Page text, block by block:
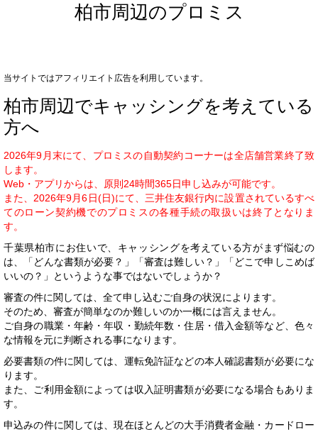
柏市周辺のプロミス
当サイトではアフィリエイト広告を利用しています。
柏市周辺でキャッシングを考えている
方へ
2026年9月末にて、プロミスの自動契約コーナーは全店舗営業終了致
します。
Web・アプリからは、原則24時間365日申し込みが可能です。
また、2026年9月6日(日)にて、三井住友銀行内に設置されているすべ
てのローン契約機でのプロミスの各種手続の取扱いは終了となりま
す。
千葉県柏市にお住いで、キャッシングを考えている方がまず悩むの
は、「どんな書類が必要？」「審査は難しい？」「どこで申しこめば
いいの？」というような事ではないでしょうか？
審査の件に関しては、全て申し込むご自身の状況によります。
そのため、審査が簡単なのか難しいのか一概には言えません。
ご自身の職業・年齢・年収・勤続年数・住居・借入金額等など、色々
な情報を元に判断される事になります。
必要書類の件に関しては、運転免許証などの本人確認書類が必要にな
ります。
また、ご利用金額によっては収入証明書類が必要になる場合もありま
す。
申込みの件に関しては、現在ほとんどの大手消費者金融・カードロー